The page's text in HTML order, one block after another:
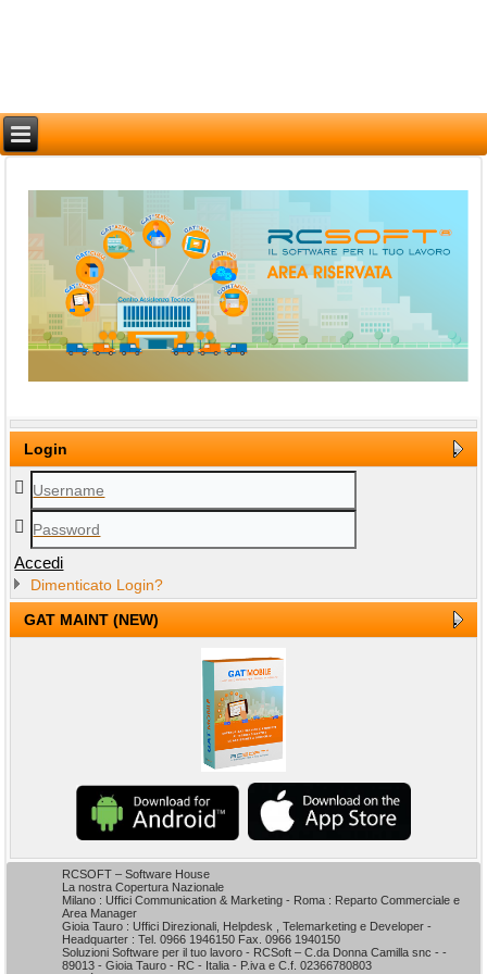
Login
Accedi
Dimenticato Login?
GAT MAINT (NEW)
RCSOFT – Software House
La nostra Copertura Nazionale
Milano : Uffici Communication & Marketing - Roma : Reparto Commerciale e
Area Manager
Gioia Tauro : Uffici Direzionali, Helpdesk , Telemarketing e Developer -
Headquarter : Tel. 0966 1946150 Fax. 0966 1940150
Soluzioni Software per il tuo lavoro - RCSoft – C.da Donna Camilla snc - -
89013 - Gioia Tauro - RC - Italia - P.iva e C.f. 02366780803